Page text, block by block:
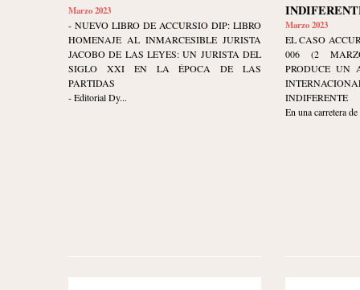
Marzo 2023
- NUEVO LIBRO DE ACCURSIO DIP: LIBRO
HOMENAJE AL INMARCESIBLE JURISTA
JACOBO DE LAS LEYES: UN JURISTA DEL
SIGLO XXI EN LA ÉPOCA DE LAS
PARTIDAS
- Editorial Dy...
Marzo 2023
EL CASO
006 (2
PRODUCE UN
INDIFERENTE
En una carretera